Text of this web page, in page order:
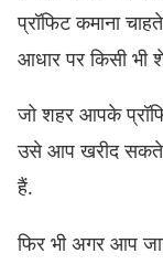
प्रॉफिट कमाना
आधार पर किसी
जो शहर आपके
उसे आप खरीद सकते
हैं.
फिर भी अगर आप